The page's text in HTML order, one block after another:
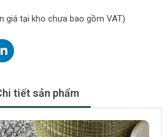
giá tại kho chưa bao gồm VAT)
tiết sản phẩm